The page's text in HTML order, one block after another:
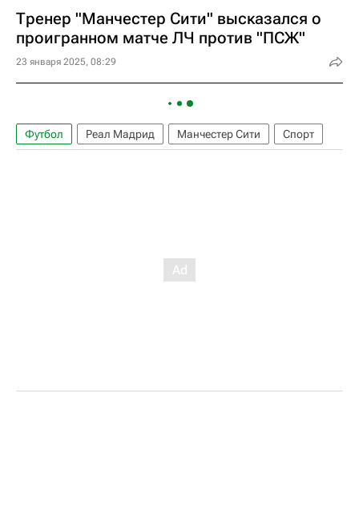
Тренер "Манчестер Сити" высказался о
проигранном матче ЛЧ против "ПСЖ"
23 января 2025, 08:29
Футбол Реал Мадрид Манчестер Сити Спорт